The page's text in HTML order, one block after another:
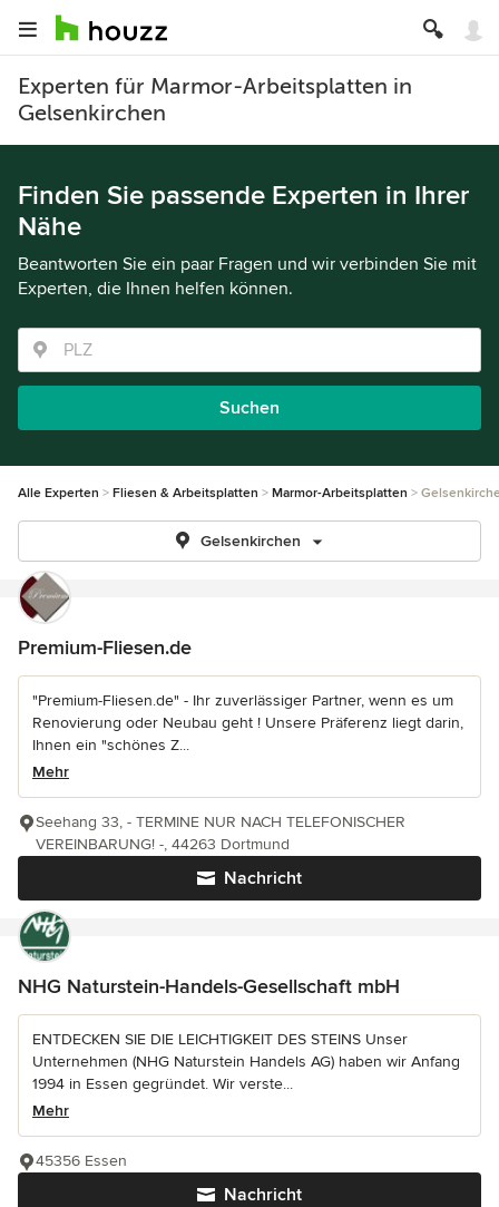
Experten für Marmor-Arbeitsplatten in
Gelsenkirchen
Finden Sie passende Experten in Ihrer
Nähe
Beantworten Sie ein paar Fragen und wir verbinden Sie mit
Experten, die Ihnen helfen können.
Suchen
Alle Experten Fliesen & Arbeitsplatten Marmor-Arbeitsplatten
Gelsenkirchen
Premium-Fliesen.de
"Premium-Fliesen.de" - Ihr zuverlässiger Partner, wenn es um
Renovierung oder Neubau geht ! Unsere Präferenz liegt darin,
Ihnen ein "schönes Z...
Mehr
Nachricht
Seehang 33, - TERMINE NUR NACH TELEFONISCHER
VEREINBARUNG! -, 44263 Dortmund
NHG Naturstein-Handels-Gesellschaft mbH
ENTDECKEN SIE DIE LEICHTIGKEIT DES STEINS Unser
Unternehmen (NHG Naturstein Handels AG) haben wir Anfang
1994 in Essen gegründet. Wir verste...
Mehr
Nachricht
45356 Essen